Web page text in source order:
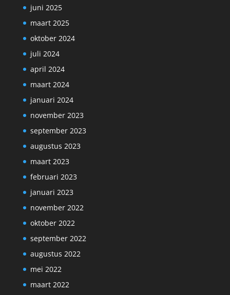
juni 2025
maart 2025
oktober 2024
juli 2024
april 2024
maart 2024
januari 2024
november 2023
september 2023
augustus 2023
maart 2023
februari 2023
januari 2023
november 2022
oktober 2022
september 2022
augustus 2022
mei 2022
maart 2022